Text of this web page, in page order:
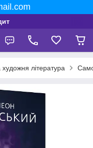
література